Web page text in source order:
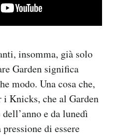
insomma, già solo
Garden significa
modo. Una cosa che,
i Knicks, che al Garden
e da lunedì
di essere